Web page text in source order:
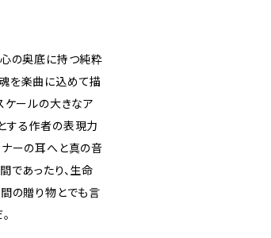
の奥底に持つ純粋
を楽曲に込めて描
ケールの大きなア
する作者の表現力
ーの耳へと真の音
であったり、生命
の贈り物とでも言